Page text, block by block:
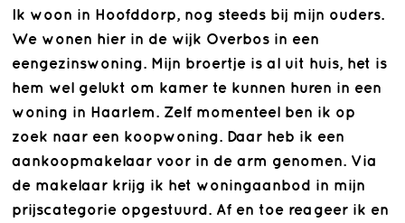
Ik woon in Hoofddorp, nog steeds bij mijn ouders.
We wonen hier in de wijk Overbos in een
eengezinswoning. Mijn broertje is al uit huis, het is
hem wel gelukt om kamer te kunnen huren in een
woning in Haarlem. Zelf momenteel ben ik op
zoek naar een koopwoning. Daar heb ik een
aankoopmakelaar voor in de arm genomen. Via
de makelaar krijg ik het woningaanbod in mijn
prijscategorie opgestuurd. Af en toe reageer ik en